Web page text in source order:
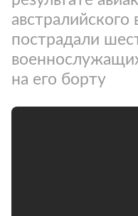
австралийского
пострадали
на его борту